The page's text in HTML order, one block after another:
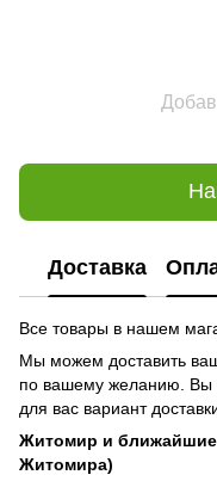
Доставка
Все товары в нашем
Мы можем доставить
по вашему желанию. Вы
для вас вариант
Житомир и ближайшие
Житомира)